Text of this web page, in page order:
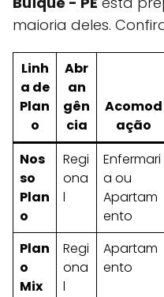
maioria deles.
Linh
a de
Plan
o
Abr
an
gên
cia
Acomod
ação
Nos
so
Plan
o
Regi
ona
l
Enfermari
a ou
Apartam
ento
Plan
o
Mix
Regi
ona
l
Apartam
ento